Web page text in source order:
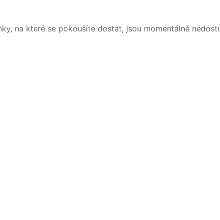
na které se pokoušíte dostat, jsou momentálně